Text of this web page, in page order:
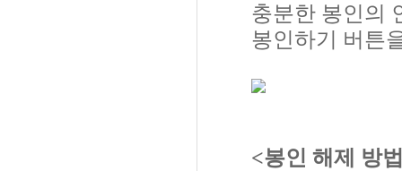
충분한 봉인의
봉인하기 버튼
<봉인 해제 방